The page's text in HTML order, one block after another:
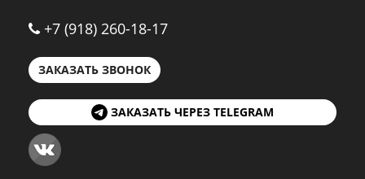
+7 (918) 260-18-17
ЗАКАЗАТЬ ЗВОНОК
ЗАКАЗАТЬ ЧЕРЕЗ TELEGRAM